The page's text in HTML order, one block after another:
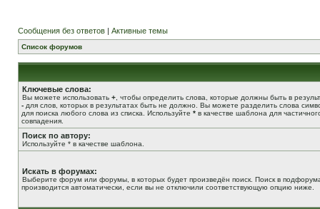
Сообщения без ответов | Активные темы
Список форумов
Ключевые слова:
Вы можете использовать + , чтобы определить слова, которые должны быть в
- для слов, которых в результатах быть не должно. Вы можете разделить слова
для поиска любого слова из списка. Используйте * в качестве шаблона для
совпадения.
Поиск по автору:
Используйте * в качестве шаблона.
Искать в форумах:
Выберите форум или форумы, в которых будет произведён поиск. Поиск в
производится автоматически, если вы не отключили соответствующую опцию ниже.